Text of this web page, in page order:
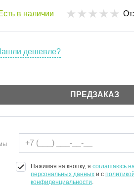
Установка
в наличии
дешевле?
ПРЕДЗАКАЗ
Нажимая на кнопку, ясоглашаюсь
персональных данных и сполитикой
конфиденциальности.